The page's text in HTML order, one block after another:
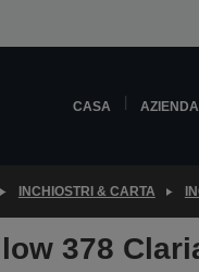
CASA AZIENDA
INCHIOSTRI & CARTA
378